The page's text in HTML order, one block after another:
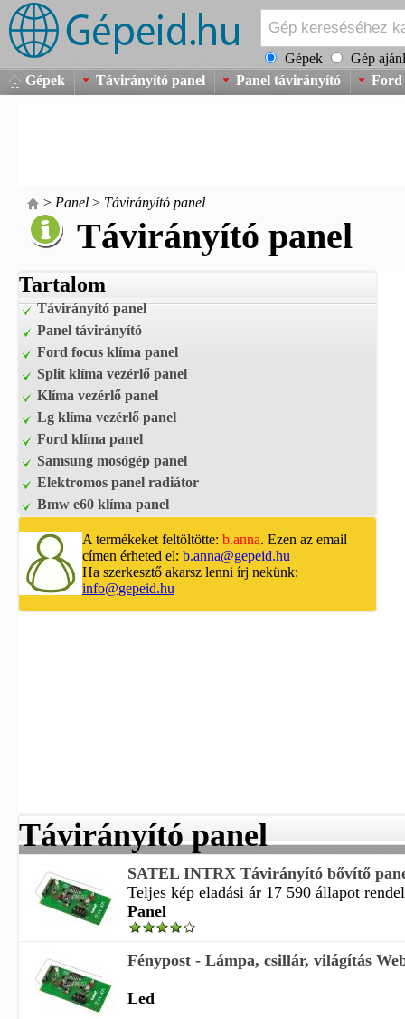
Gépek
Gép
Gépek
Távirányító panel Panel távirányító Ford
> Panel > Távirányító panel
Távirányító panel
Tartalom
Távirányító panel
Panel távirányító
Ford focus klíma panel
Split klíma vezérlő panel
Klíma vezérlő panel
Lg klíma vezérlő panel
Ford klíma panel
Samsung mosógép panel
Elektromos panel radiátor
Bmw e60 klíma panel
A termékeket feltöltötte: b.anna. Ezen az email
címen érheted el: b.anna@gepeid.hu
Ha szerkesztő akarsz lenni írj nekünk:
info@gepeid.hu
Távirányító panel
SATEL INTRX Távirányító bővítő
Teljes kép eladási ár 17 590 állapot
Panel
Fénypost - Lámpa, csillár, világítás
Led